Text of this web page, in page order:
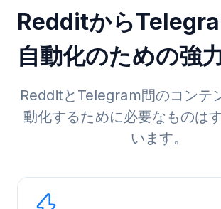
Redditから
自動化のための強
RedditとTelegram間のコンテ
動化するために必要なものは
います。